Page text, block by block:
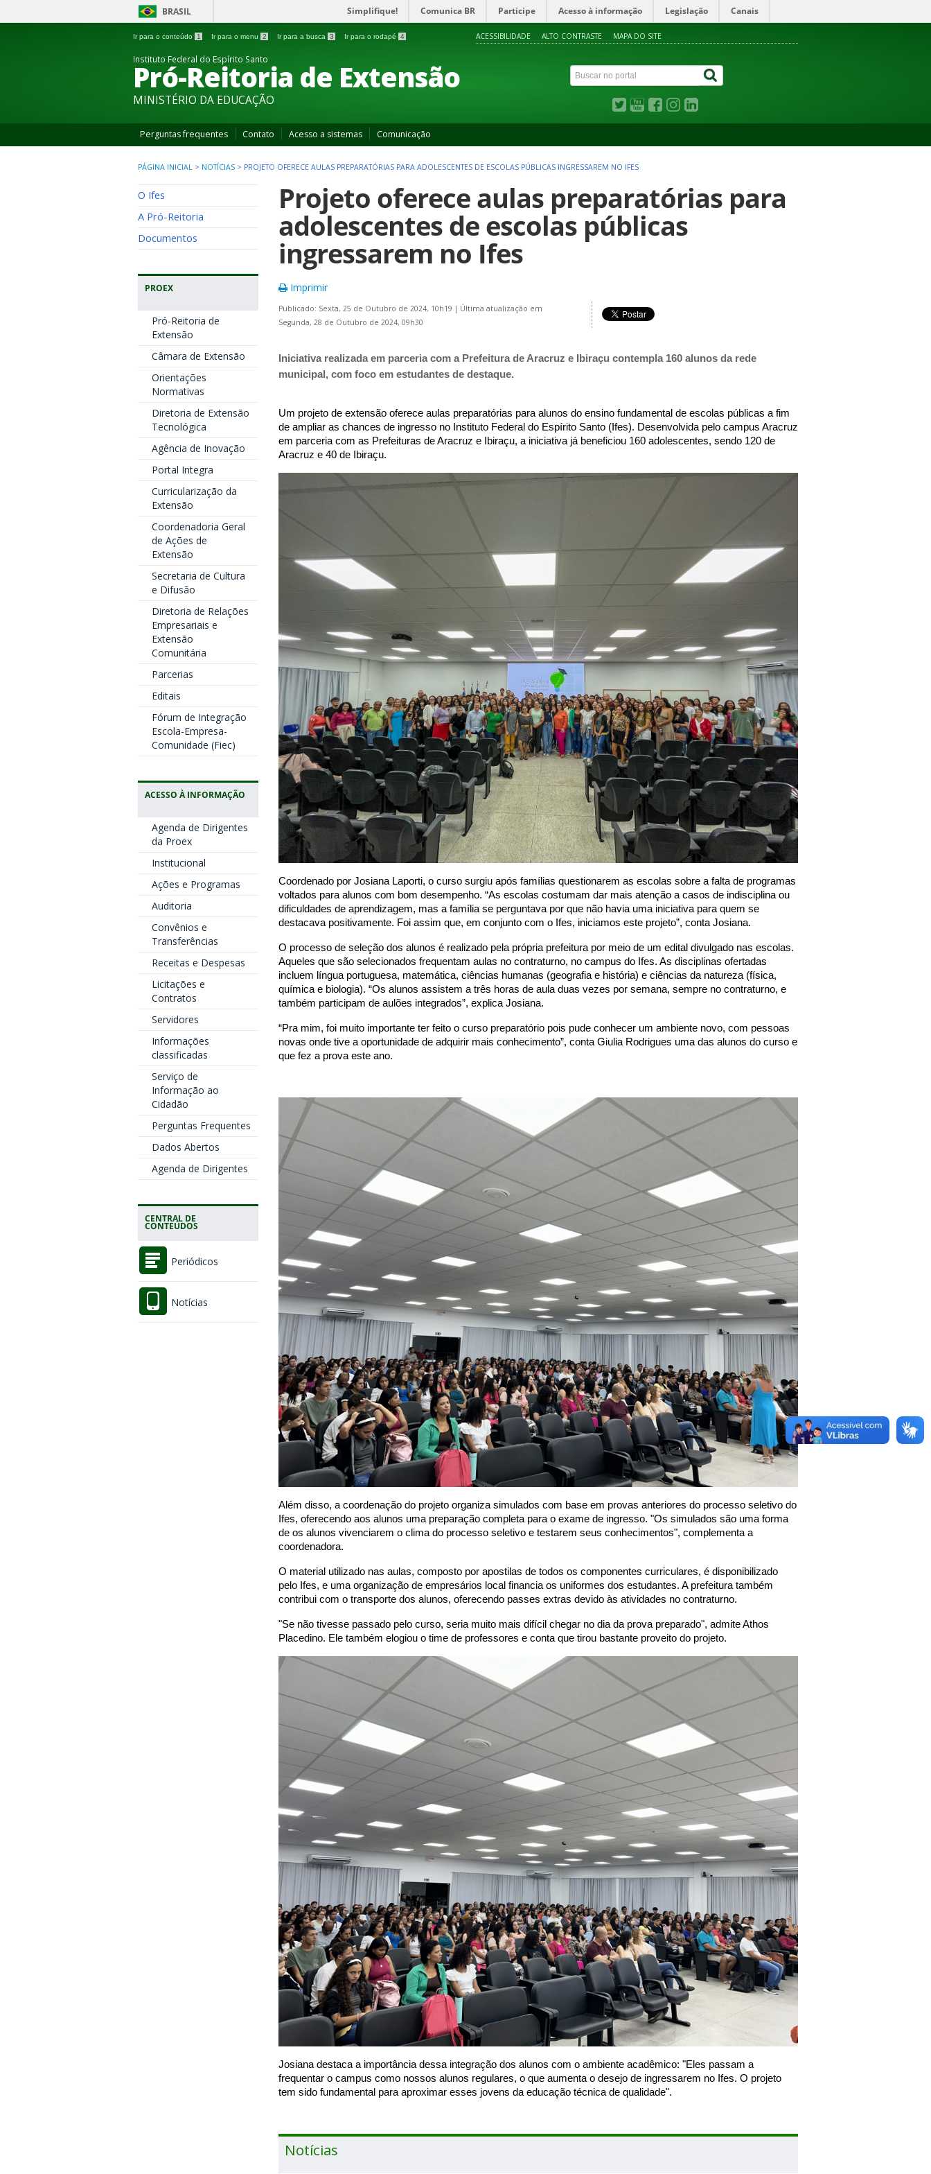
BRASIL Simplifique! Comunica BR Participe Acesso à informação Legislação Canais
Ir para o conteúdo 1 Ir para o menu 2 Ir para a busca 3 Ir para o rodapé 4 ACESSIBILIDADE ALTO CONTRASTE MAPA DO SITE
Instituto Federal do Espírito Santo
Pró-Reitoria de Extensão
MINISTÉRIO DA EDUCAÇÃO
Perguntas frequentes Contato Acesso a sistemas Comunicação
PÁGINA INICIAL > NOTÍCIAS > PROJETO OFERECE AULAS PREPARATÓRIAS PARA ADOLESCENTES DE ESCOLAS PÚBLICAS INGRESSAREM NO IFES
O Ifes
A Pró-Reitoria
Documentos
PROEX
Pró-Reitoria de
Extensão
Câmara de Extensão
Orientações
Normativas
Diretoria de Extensão
Tecnológica
Agência de Inovação
Portal Integra
Curricularização da
Extensão
Coordenadoria Geral
de Ações de
Extensão
Secretaria de Cultura
e Difusão
Diretoria de Relações
Empresariais e
Extensão
Comunitária
Parcerias
Editais
Fórum de Integração
Escola-Empresa-
Comunidade (Fiec)
ACESSO À INFORMAÇÃO
Agenda de Dirigentes
da Proex
Institucional
Ações e Programas
Auditoria
Convênios e
Transferências
Receitas e Despesas
Licitações e
Contratos
Servidores
Informações
classificadas
Serviço de
Informação ao
Cidadão
Perguntas Frequentes
Dados Abertos
Agenda de Dirigentes
CENTRAL DE
CONTEÚDOS
Periódicos
Notícias
Projeto oferece aulas preparatórias para
adolescentes de escolas públicas
ingressarem no Ifes
Imprimir
Publicado: Sexta, 25 de Outubro de 2024, 10h19 | Última atualização em
Segunda, 28 de Outubro de 2024, 09h30
Iniciativa realizada em parceria com a Prefeitura de Aracruz e Ibiraçu contempla 160 alunos da rede
municipal, com foco em estudantes de destaque.
Um projeto de extensão oferece aulas preparatórias para alunos do ensino fundamental de escolas públicas a fim
de ampliar as chances de ingresso no Instituto Federal do Espírito Santo (Ifes). Desenvolvida pelo campus Aracruz
em parceria com as Prefeituras de Aracruz e Ibiraçu, a iniciativa já beneficiou 160 adolescentes, sendo 120 de
Aracruz e 40 de Ibiraçu.
Coordenado por Josiana Laporti, o curso surgiu após famílias questionarem as escolas sobre a falta de programas
voltados para alunos com bom desempenho. “As escolas costumam dar mais atenção a casos de indisciplina ou
dificuldades de aprendizagem, mas a família se perguntava por que não havia uma iniciativa para quem se
destacava positivamente. Foi assim que, em conjunto com o Ifes, iniciamos este projeto”, conta Josiana.
O processo de seleção dos alunos é realizado pela própria prefeitura por meio de um edital divulgado nas escolas.
Aqueles que são selecionados frequentam aulas no contraturno, no campus do Ifes. As disciplinas ofertadas
incluem língua portuguesa, matemática, ciências humanas (geografia e história) e ciências da natureza (física,
química e biologia). “Os alunos assistem a três horas de aula duas vezes por semana, sempre no contraturno, e
também participam de aulões integrados”, explica Josiana.
“Pra mim, foi muito importante ter feito o curso preparatório pois pude conhecer um ambiente novo, com pessoas
novas onde tive a oportunidade de adquirir mais conhecimento”, conta Giulia Rodrigues uma das alunos do curso e
que fez a prova este ano.
Além disso, a coordenação do projeto organiza simulados com base em provas anteriores do processo seletivo do
Ifes, oferecendo aos alunos uma preparação completa para o exame de ingresso. "Os simulados são uma forma
de os alunos vivenciarem o clima do processo seletivo e testarem seus conhecimentos", complementa a
coordenadora.
O material utilizado nas aulas, composto por apostilas de todos os componentes curriculares, é disponibilizado
pelo Ifes, e uma organização de empresários local financia os uniformes dos estudantes. A prefeitura também
contribui com o transporte dos alunos, oferecendo passes extras devido às atividades no contraturno.
"Se não tivesse passado pelo curso, seria muito mais difícil chegar no dia da prova preparado", admite Athos
Placedino. Ele também elogiou o time de professores e conta que tirou bastante proveito do projeto.
Josiana destaca a importância dessa integração dos alunos com o ambiente acadêmico: "Eles passam a
frequentar o campus como nossos alunos regulares, o que aumenta o desejo de ingressarem no Ifes. O projeto
tem sido fundamental para aproximar esses jovens da educação técnica de qualidade".
Notícias